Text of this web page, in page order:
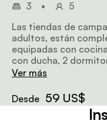
3 •
5
Las tiendas de
adultos, están
equipadas con
con ducha, 2
una litera individual,
bañera de
Ver más
Desde 59 US$